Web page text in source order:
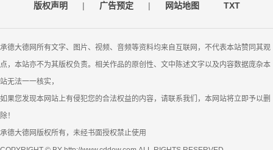
版权声明
| 广告预定 | 网站地图 TXT
承德大德网所有文字、图片、视频、音频等资料均来自互联网，不代表本站赞同其观
点，本站亦不为其版权负责。相关作品的原创性、文中陈述文字以及内容数据庞杂本
站无法一一核实，
如果您发现本网站上有侵犯您的合法权益的内容，请联系我们，本网站将立即予以删
除！
承德大德网版权所有，未经书面授权禁止使用